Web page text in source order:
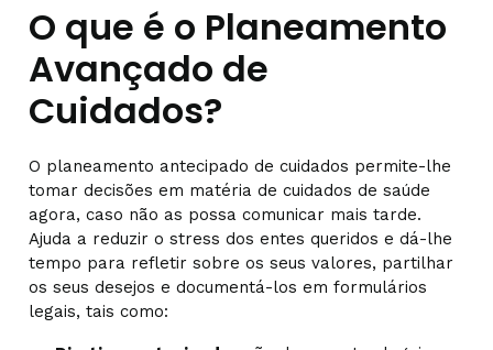
O que é o Planeamento
Avançado de
Cuidados?
O planeamento antecipado de cuidados permite-lhe
tomar decisões em matéria de cuidados de saúde
agora, caso não as possa comunicar mais tarde.
Ajuda a reduzir o stress dos entes queridos e dá-lhe
tempo para refletir sobre os seus valores, partilhar
os seus desejos e documentá-los em formulários
legais, tais como: